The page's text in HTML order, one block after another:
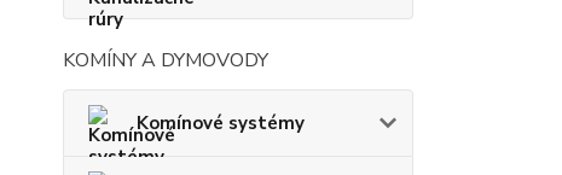
KOMÍNY A DYMOVODY
Komínové systémy